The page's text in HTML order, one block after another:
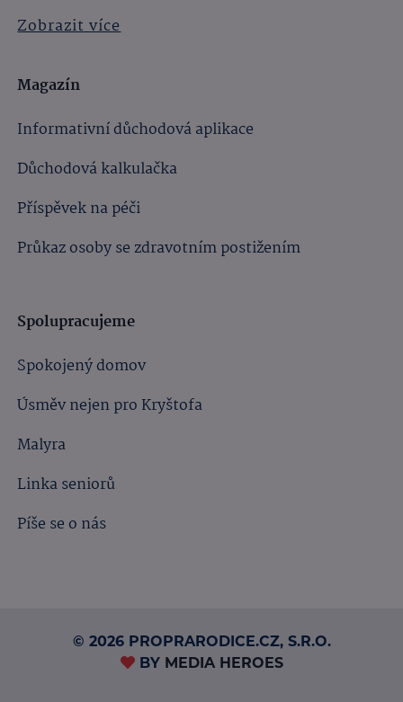
Zobrazit více
Magazín
Informativní důchodová aplikace
Důchodová kalkulačka
Příspěvek na péči
Průkaz osoby se zdravotním postižením
Spolupracujeme
Spokojený domov
Úsměv nejen pro Kryštofa
Malyra
Linka seniorů
Píše se o nás
© 2026 PROPRARODICE.CZ, S.R.O.
BY MEDIA HEROES